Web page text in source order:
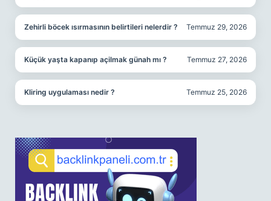
Zehirli böcek ısırmasının belirtileri nelerdir ? Temmuz 29, 2026
Küçük yaşta kapanıp açilmak günah mı ? Temmuz 27, 2026
Kliring uygulaması nedir ? Temmuz 25, 2026